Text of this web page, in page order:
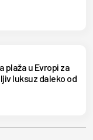
plaža u Evropi za
luksuz daleko od